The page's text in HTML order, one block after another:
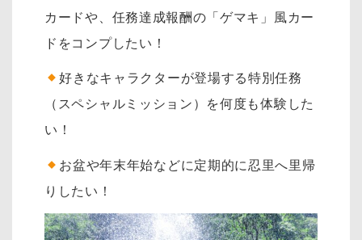
カードや、任務達成報酬の「ゲマキ」風カー
ドをコンプしたい！
好きなキャラクターが登場する特別任務
（スペシャルミッション）を何度も体験した
い！
お盆や年末年始などに定期的に忍里へ里帰
りしたい！